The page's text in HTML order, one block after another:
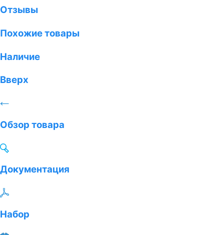
Отзывы
Похожие товары
Наличие
Вверх
Обзор товара
Документация
Набор